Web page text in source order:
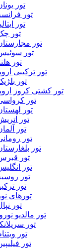
تور
تور
تور
تور
تور
تور
تور
تور ترکیبی
تور
تور کشتی کروز
تور
تور
تور
تور
تور
تور
تور
تور
تور
تور
تورهای
تور
تور مالدیو نوروز
تور
تور
تور